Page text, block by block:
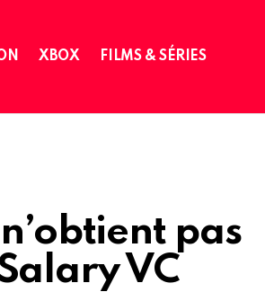
XBOX FILMS & SÉRIES
pas
VC